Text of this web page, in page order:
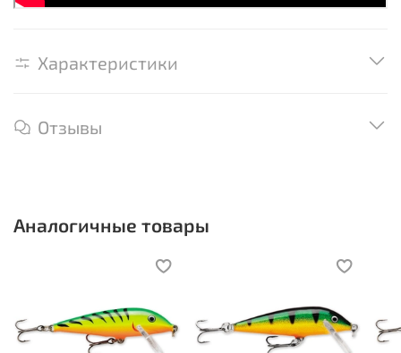
Характеристики
Отзывы
Аналогичные товары